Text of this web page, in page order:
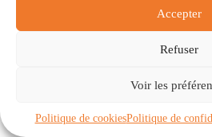
Accepter
Refuser
Voir les
Politique de cookiesPolitique de
Communautés
À
Politique de